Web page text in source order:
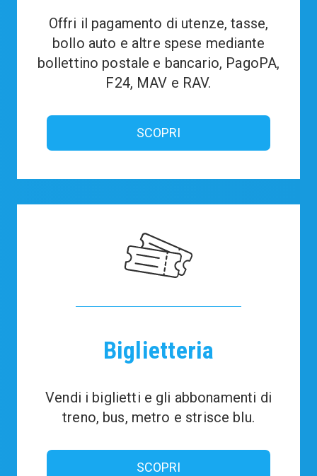
Offri il pagamento di utenze, tasse,
bollo auto e altre spese mediante
bollettino postale e bancario, PagoPA,
F24, MAV e RAV.
SCOPRI
Biglietteria
Vendi i biglietti e gli abbonamenti di
treno, bus, metro e strisce blu.
SCOPRI